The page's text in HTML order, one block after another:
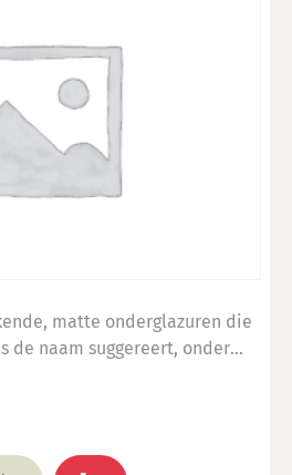
matte onderglazuren die
de naam suggereert, onder
(mat of glans). Onderglazuur
aan te brengen en
Dit